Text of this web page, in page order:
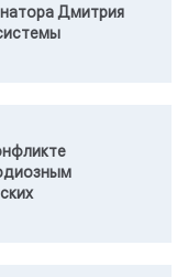
Дмитрия